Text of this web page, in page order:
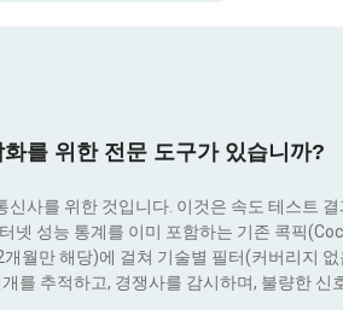
를 위한 전문 도구가 있습니까?
신사를 위한 것입니다. 이것은 속도 테스트
넷 성능 통계를 이미 포함하는 기존 콕픽
월만 해당)에 걸쳐 기술별 필터(커버리지 없
를 추적하고, 경쟁사를 감시하며, 불량한 신